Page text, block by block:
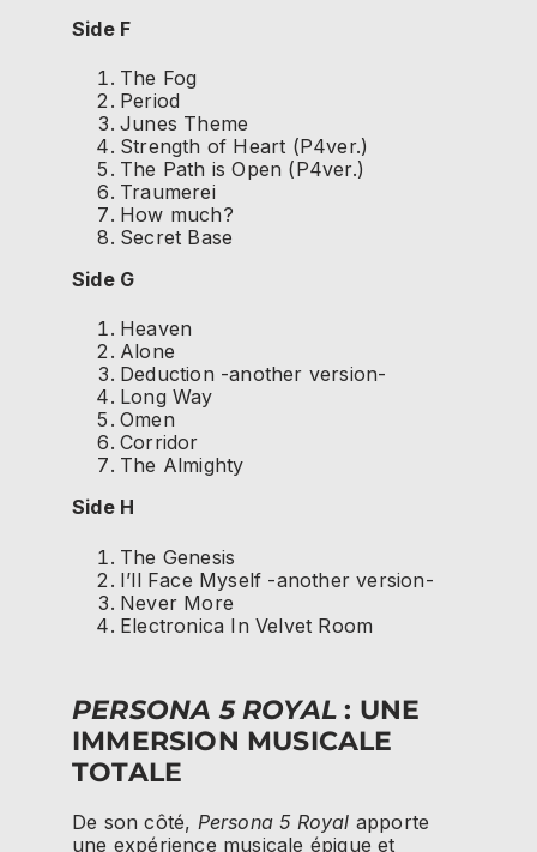
Side F
The Fog
Period
Junes Theme
Strength of Heart (P4ver.)
The Path is Open (P4ver.)
Traumerei
How much?
Secret Base
Side G
Heaven
Alone
Deduction -another version-
Long Way
Omen
Corridor
The Almighty
Side H
The Genesis
I’ll Face Myself -another version-
Never More
Electronica In Velvet Room
PERSONA 5 ROYAL : UNE
IMMERSION MUSICALE
TOTALE
De son côté, Persona 5 Royal apporte
une expérience musicale épique et